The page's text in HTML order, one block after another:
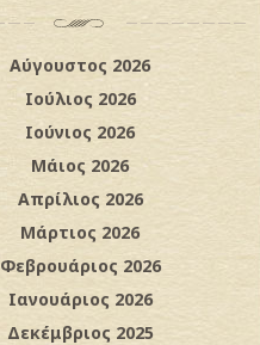
Αύγουστος 2026
Ιούλιος 2026
Ιούνιος 2026
Μάιος 2026
Απρίλιος 2026
Μάρτιος 2026
Φεβρουάριος 2026
Ιανουάριος 2026
Δεκέμβριος 2025